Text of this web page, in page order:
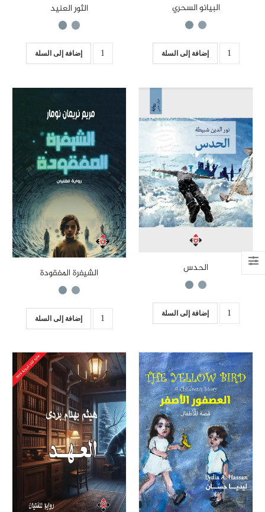
البيانو السحري
إضافة إلى السلة
الثور العنيد
إضافة إلى السلة
الحدس
إضافة إلى السلة
الشيفرة المفقودة
إضافة إلى السلة